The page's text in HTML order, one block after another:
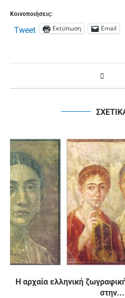
Κοινοποιήσεις:
Tweet Εκτύπωση Email
H αρχαία ελληνική
στην...